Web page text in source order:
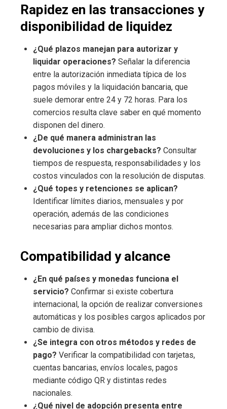
Rapidez en las transacciones y
disponibilidad de liquidez
¿Qué plazos manejan para autorizar y
liquidar operaciones? Señalar la diferencia
entre la autorización inmediata típica de los
pagos móviles y la liquidación bancaria, que
suele demorar entre 24 y 72 horas. Para los
comercios resulta clave saber en qué momento
disponen del dinero.
¿De qué manera administran las
devoluciones y los chargebacks? Consultar
tiempos de respuesta, responsabilidades y los
costos vinculados con la resolución de disputas.
¿Qué topes y retenciones se aplican?
Identificar límites diarios, mensuales y por
operación, además de las condiciones
necesarias para ampliar dichos montos.
Compatibilidad y alcance
¿En qué países y monedas funciona el
servicio? Confirmar si existe cobertura
internacional, la opción de realizar conversiones
automáticas y los posibles cargos aplicados por
cambio de divisa.
¿Se integra con otros métodos y redes de
pago? Verificar la compatibilidad con tarjetas,
cuentas bancarias, envíos locales, pagos
mediante código QR y distintas redes
nacionales.
¿Qué nivel de adopción presenta entre